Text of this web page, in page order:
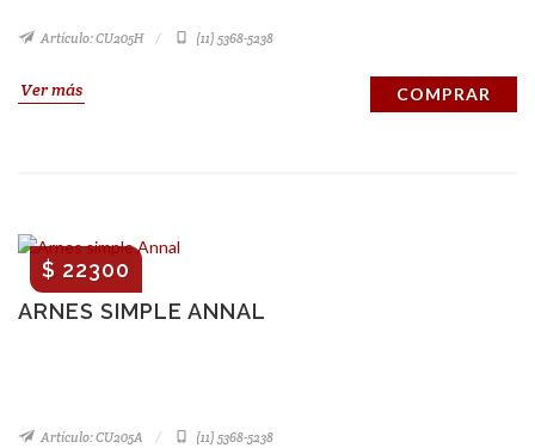
Artículo: CU205H (11) 5368-5238
Ver más COMPRAR
ARNES SIMPLE ANNAL
$ 22300
Artículo: CU205A (11) 5368-5238